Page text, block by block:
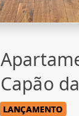
Capão
LANÇAMENTO